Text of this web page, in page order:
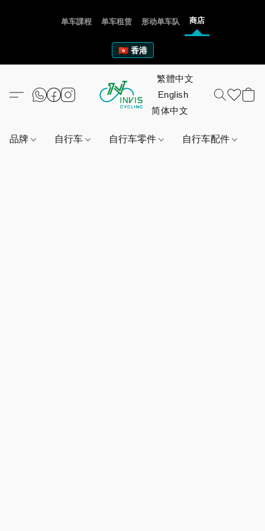
单车課程 单车租赁 形动单车队 商店
🇭🇰 香港
品牌 自行车 自行车零件 自行车配件